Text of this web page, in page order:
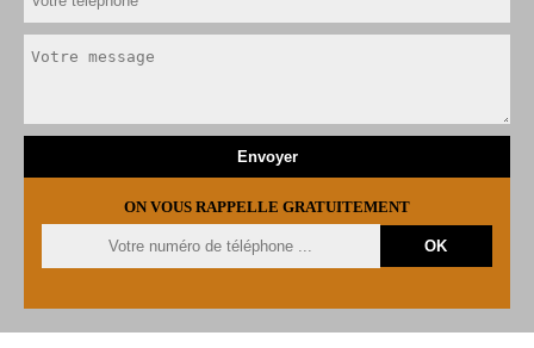
ON VOUS RAPPELLE GRATUITEMENT